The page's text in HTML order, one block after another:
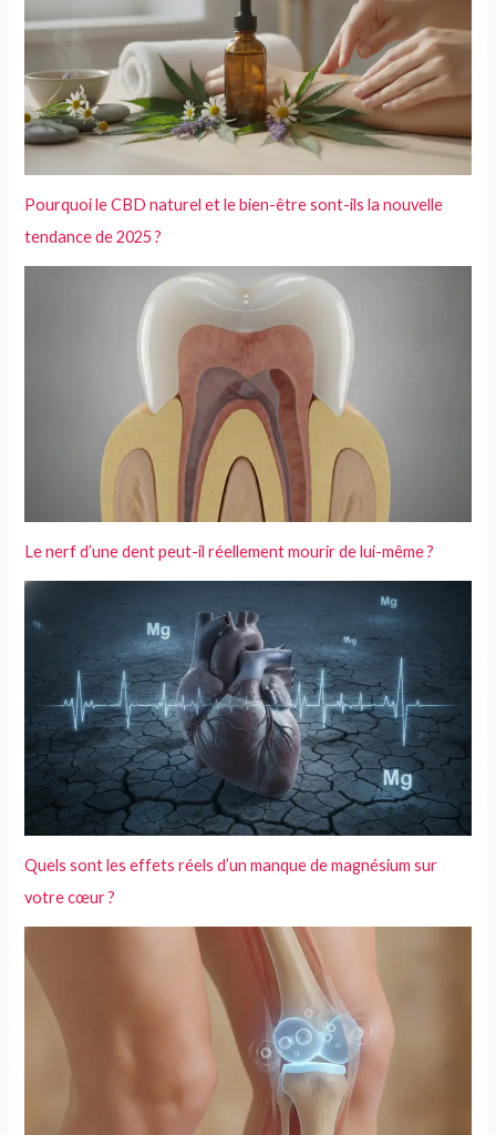
Pourquoi le CBD naturel et le bien-être sont-ils la nouvelle
tendance de 2025 ?
Le nerf d’une dent peut-il réellement mourir de lui-même ?
Quels sont les effets réels d’un manque de magnésium sur
votre cœur ?